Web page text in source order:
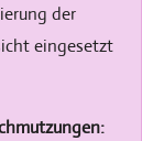
der
eingesetzt